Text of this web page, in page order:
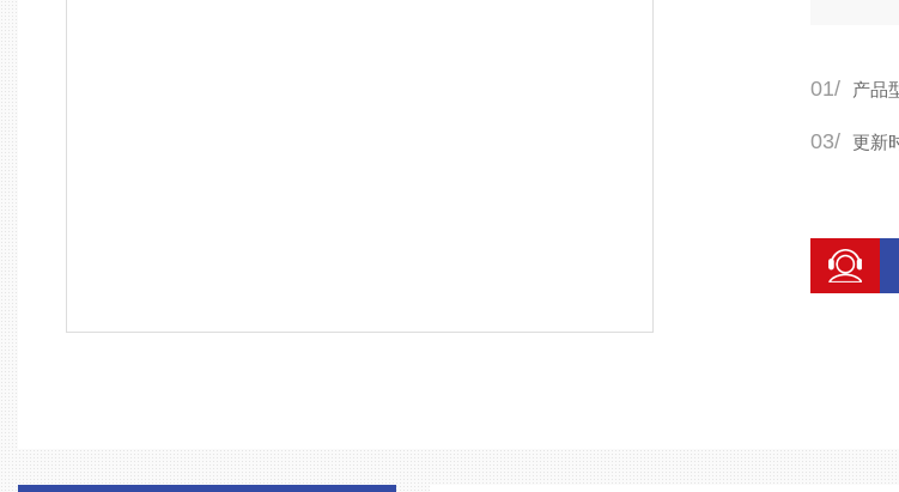
01/ 产品
03/ 更新